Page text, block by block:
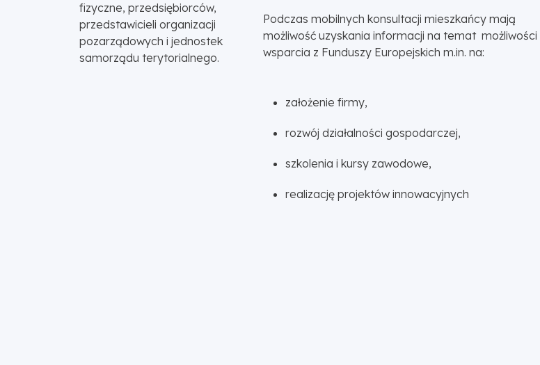
fizyczne, przedsiębiorców,
przedstawicieli organizacji
pozarządowych i jednostek
samorządu terytorialnego.
Podczas mobilnych konsultacji mieszkańcy mają
możliwość uzyskania informacji na temat możliwości
wsparcia z Funduszy Europejskich m.in. na:
założenie firmy,
rozwój działalności gospodarczej,
szkolenia i kursy zawodowe,
realizację projektów innowacyjnych